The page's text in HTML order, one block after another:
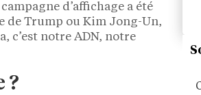
d’affichage a été
de Trump ou Kim Jong-Un,
c’est notre ADN, notre
?